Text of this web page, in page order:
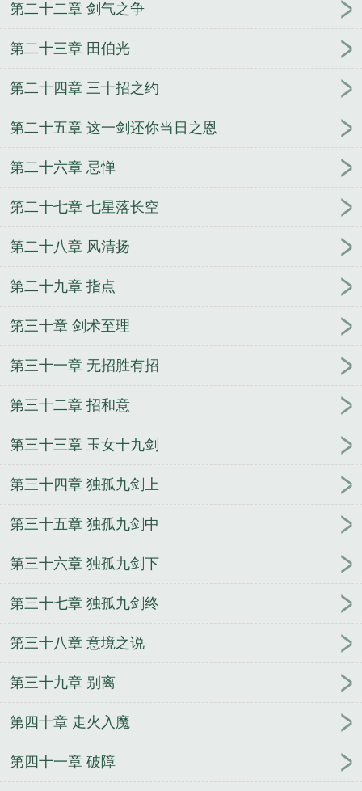
第二十二章 剑气之争
第二十三章 田伯光
第二十四章 三十招之约
第二十五章 这一剑还你当日之恩
第二十六章 忌惮
第二十七章 七星落长空
第二十八章 风清扬
第二十九章 指点
第三十章 剑术至理
第三十一章 无招胜有招
第三十二章 招和意
第三十三章 玉女十九剑
第三十四章 独孤九剑上
第三十五章 独孤九剑中
第三十六章 独孤九剑下
第三十七章 独孤九剑终
第三十八章 意境之说
第三十九章 别离
第四十章 走火入魔
第四十一章 破障